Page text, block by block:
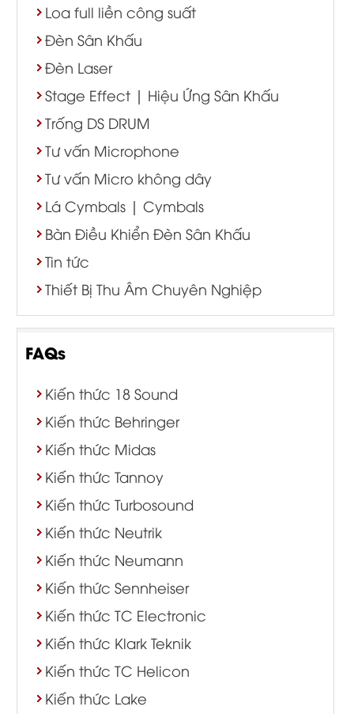
Loa full liền công suất
Đèn Sân Khấu
Đèn Laser
Stage Effect | Hiệu Ứng Sân Khấu
Trống DS DRUM
Tư vấn Microphone
Tư vấn Micro không dây
Lá Cymbals | Cymbals
Bàn Điều Khiển Đèn Sân Khấu
Tin tức
Thiết Bị Thu Âm Chuyên Nghiệp
FAQs
Kiến thức 18 Sound
Kiến thức Behringer
Kiến thức Midas
Kiến thức Tannoy
Kiến thức Turbosound
Kiến thức Neutrik
Kiến thức Neumann
Kiến thức Sennheiser
Kiến thức TC Electronic
Kiến thức Klark Teknik
Kiến thức TC Helicon
Kiến thức Lake